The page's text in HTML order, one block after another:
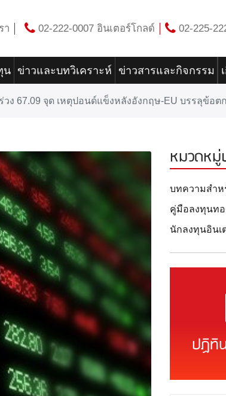
า 02-222-0007 อินเตอร์โกลด์ 02-225-
น ข่าวและบทวิเคราะห์ ข่าวสารและกิจกรรม
67.09 จุด เหตุปอนด์แข็งหลังอังกฤษ-EU บรรลุข้อตก
หมวดหมู่
บทความสำ
คู่มือลงทุนท
นักลงทุนอินเ
ปฏิทิ